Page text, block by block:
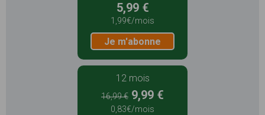
5,99 €
1,99€/mois
Je m'abonne
12 mois
16,99 € 9,99 €
0,83€/mois